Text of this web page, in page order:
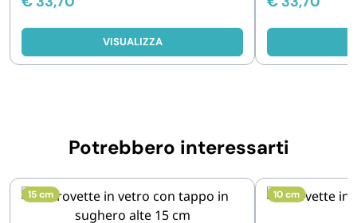
VISUALIZZA
Potrebbero interessarti
15 cm 10 cm